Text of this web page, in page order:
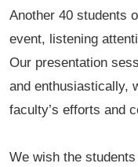
Another 40 students
event, listening
Our presentation
and enthusiastically,
faculty’s efforts and
We wish the